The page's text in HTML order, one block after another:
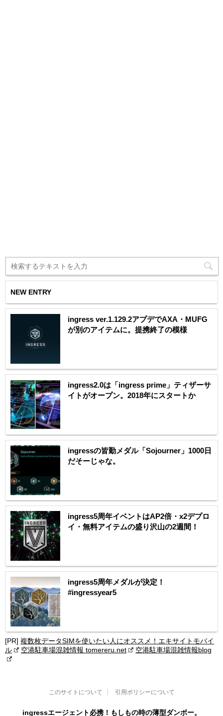
NEW ENTRY
ingress ver.1.129.2アプデでAXA・MUFG
が別のアイテムに。提携終了の模様
ingress2.0は「ingress prime」ティザーサ
イトがオープン。2018年にスタートか
ingressの皆勤メダル「Sojourner」1000日
だそーじゃな。
ingress5周年イベントはAP2倍・x2デプロ
イ・無料アイテムの盛り沢山の2週間！
ingress5周年メダルが決定！
#ingressyear5
[PR] 複数枚データSIMを使いたい人にオススメ！エキサイトモバイ
ル
空港駐車場混雑情報 tomereru.net 空港駐車場混雑情報blog
このサイトについて 引用ポリシーについて
ingressエージェント必携！もしもの時の薄型ダンボー。